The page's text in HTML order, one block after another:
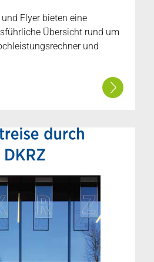
Flyer bieten eine
Übersicht rund um
und